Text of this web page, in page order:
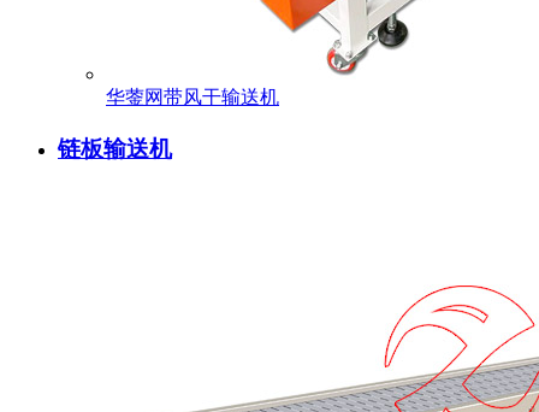
华蓥网带风干输送机
链板输送机